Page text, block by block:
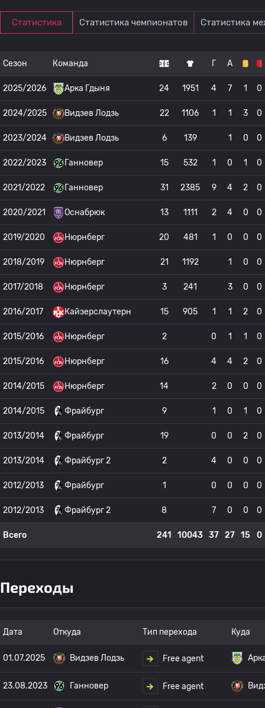
Статистика Статистика чемпионатов Статистика
Сезон Команда Г А
2025/2026 Арка Гдыня 24 1951 4 7 1 0
2024/2025 Видзев Лодзь 22 1106 1 1 3 0
2023/2024 Видзев Лодзь 6 139 1 0 0
2022/2023 Ганновер 15 532 1 0 1 0
2021/2022 Ганновер 31 2385 9 4 2 0
2020/2021 Оснабрюк 13 1111 2 4 0 0
2019/2020 Нюрнберг 20 481 1 0 0 0
2018/2019 Нюрнберг 21 1192 1 0 0
2017/2018 Нюрнберг 3 241 3 0 0
2016/2017 Кайзерслаутерн 15 905 1 1 2 0
2015/2016 Нюрнберг 2 0 1 1 0
2015/2016 Нюрнберг 16 4 4 2 0
2014/2015 Нюрнберг 14 2 0 0 0
2014/2015 Фрайбург 9 1 0 1 0
2013/2014 Фрайбург 19 0 0 2 0
2013/2014 Фрайбург 2 2 4 0 0 0
2012/2013 Фрайбург 1 0 0 0 0
2012/2013 Фрайбург 2 8 7 0 0 0
Всего 241 10043 37 27 15 0
Переходы
Дата Откуда Тип перехода Куда
01.07.2025 Видзев Лодзь Free agent
23.08.2023 Ганновер Free agent